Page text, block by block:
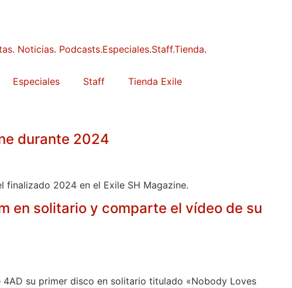
Especiales Staff Tienda Exile
durante 2024
2024 en el Exile SH Magazine.
en solitario y comparte el vídeo de su
su primer disco en solitario titulado «Nobody Loves